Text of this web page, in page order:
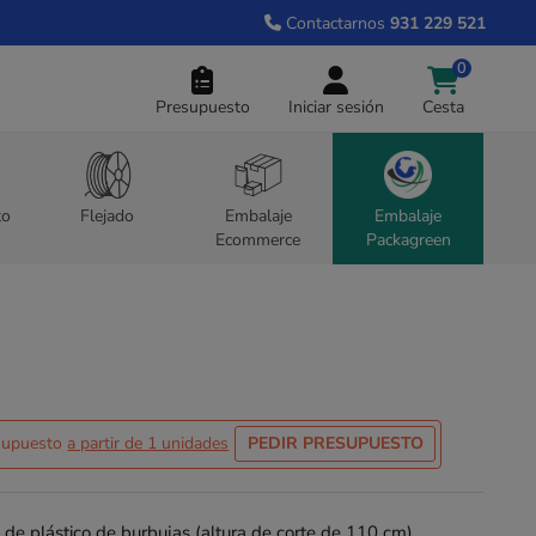
Contactarnos 931 229 521
Presupuesto Iniciar sesión Cesta
0
Flejado
Embalaje
Ecommerce
Embalaje
Packagreen
a partir de 1 unidades PEDIR PRESUPUESTO